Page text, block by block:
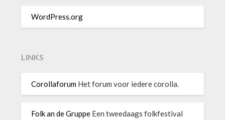
WordPress.org
LINKS
Corollaforum Het forum voor iedere corolla.
Folk an de Gruppe Een tweedaags folkfestival